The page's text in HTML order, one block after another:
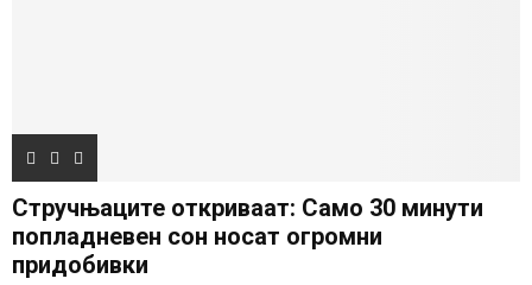
Стручњаците откриваат: Само 30 минути
попладневен сон носат огромни
придобивки